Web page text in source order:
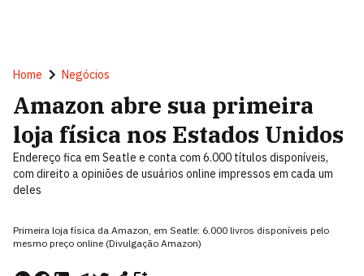
Home Negócios
Amazon abre sua primeira
loja física nos Estados Unidos
Endereço fica em Seatle e conta com 6.000 títulos disponíveis,
com direito a opiniões de usuários online impressos em cada um
deles
Primeira loja física da Amazon, em Seatle: 6.000 livros disponíveis pelo
mesmo preço online (Divulgação Amazon)